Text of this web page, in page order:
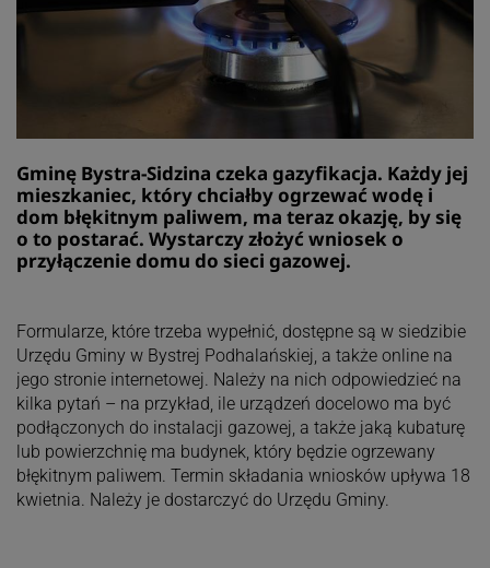
Gminę Bystra-Sidzina czeka gazyfikacja. Każdy jej
mieszkaniec, który chciałby ogrzewać wodę i
dom błękitnym paliwem, ma teraz okazję, by się
o to postarać. Wystarczy złożyć wniosek o
przyłączenie domu do sieci gazowej.
Formularze, które trzeba wypełnić, dostępne są w siedzibie
Urzędu Gminy w Bystrej Podhalańskiej, a także online na
jego stronie internetowej. Należy na nich odpowiedzieć na
kilka pytań – na przykład, ile urządzeń docelowo ma być
podłączonych do instalacji gazowej, a także jaką kubaturę
lub powierzchnię ma budynek, który będzie ogrzewany
błękitnym paliwem. Termin składania wniosków upływa 18
kwietnia. Należy je dostarczyć do Urzędu Gminy.